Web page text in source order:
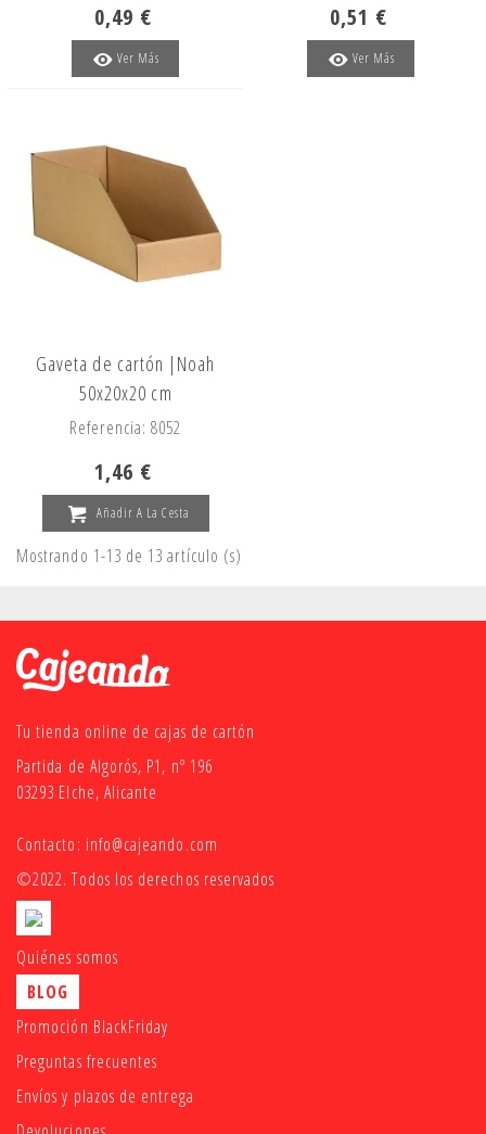
0,49 €
Ver Más
0,51 €
Ver Más
Gaveta de cartón |Noah
50x20x20 cm
Referencia: 8052
1,46 €
Añadir A La Cesta
Mostrando 1-13 de 13 artículo (s)
Tu tienda online de cajas de cartón
Partida de Algorós, P1, nº 196
03293 Elche, Alicante
Contacto: info@cajeando.com
©2022. Todos los derechos reservados
Quiénes somos
BLOG
Promoción BlackFriday
Preguntas frecuentes
Envíos y plazos de entrega